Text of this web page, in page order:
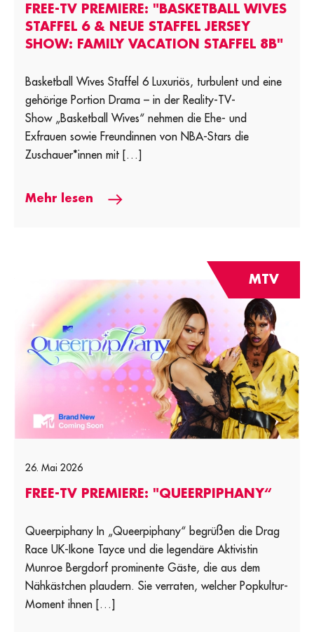
FREE-TV PREMIERE: "BASKETBALL WIVES
STAFFEL 6 & NEUE STAFFEL JERSEY
SHOW: FAMILY VACATION STAFFEL 8B"
Basketball Wives Staffel 6 Luxuriös, turbulent und eine
gehörige Portion Drama – in der Reality-TV-
Show „Basketball Wives“ nehmen die Ehe- und
Exfrauen sowie Freundinnen von NBA-Stars die
Zuschauer*innen mit […]
Mehr lesen
MTV
26. Mai 2026
FREE-TV PREMIERE: "QUEERPIPHANY“
Queerpiphany In „Queerpiphany“ begrüßen die Drag
Race UK-Ikone Tayce und die legendäre Aktivistin
Munroe Bergdorf prominente Gäste, die aus dem
Nähkästchen plaudern. Sie verraten, welcher Popkultur-
Moment ihnen […]